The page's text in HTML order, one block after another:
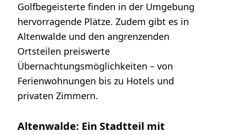
Golfbegeisterte finden in der Umgebung
hervorragende Plätze. Zudem gibt es in
Altenwalde und den angrenzenden
Ortsteilen preiswerte
Übernachtungsmöglichkeiten – von
Ferienwohnungen bis zu Hotels und
privaten Zimmern.
Altenwalde: Ein Stadtteil mit